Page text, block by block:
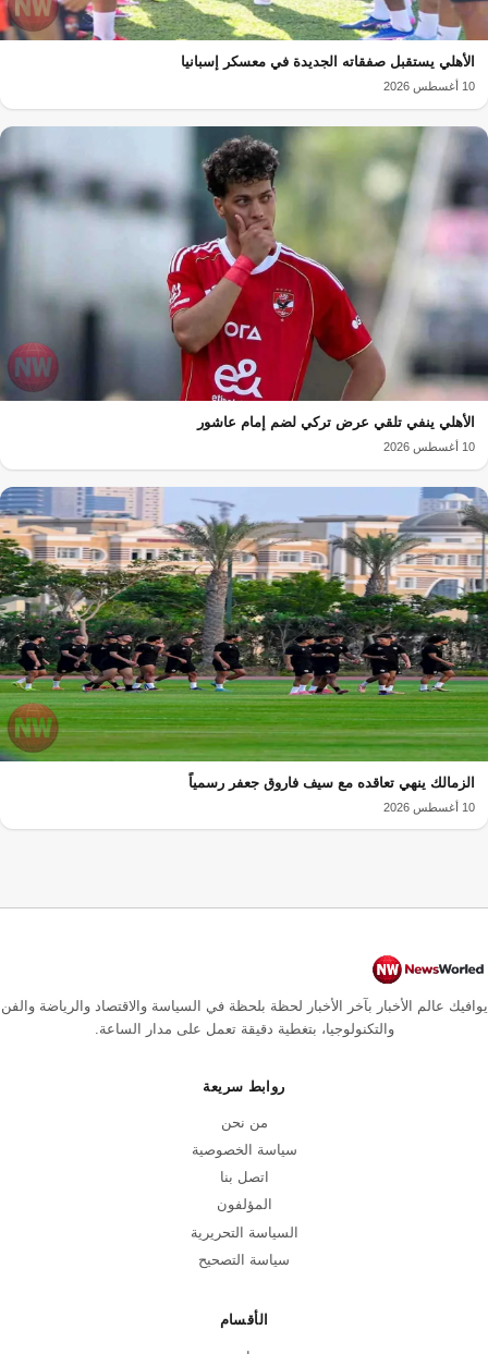
الأهلي يستقبل صفقاته الجديدة في معسكر إسبانيا
10 أغسطس 2026
الأهلي ينفي تلقي عرض تركي لضم إمام عاشور
10 أغسطس 2026
الزمالك ينهي تعاقده مع سيف فاروق جعفر رسمياً
10 أغسطس 2026
يوافيك عالم الأخبار بآخر الأخبار لحظة بلحظة في السياسة والاقتصاد والرياضة والفن
والتكنولوجيا، بتغطية دقيقة تعمل على مدار الساعة.
روابط سريعة
من نحن
سياسة الخصوصية
اتصل بنا
المؤلفون
السياسة التحريرية
سياسة التصحيح
الأقسام